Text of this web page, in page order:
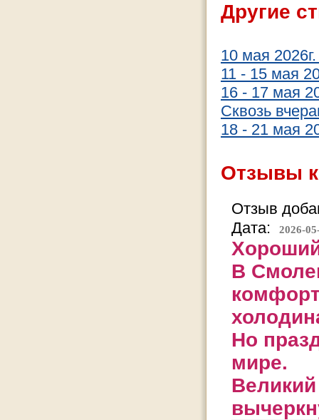
Другие
10 мая
11 - 15 мая
16 - 17 мая
Сквозь
18 - 21 мая
Отзывы
Отзыв
Дата:
2026-
В
Но
мире.